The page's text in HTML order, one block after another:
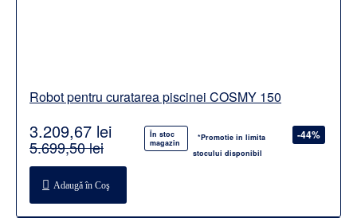
Robot pentru curatarea piscinei COSMY 150
În stoc
magazin
*Promotie in limita
stocului disponibil
-44%
3.209,67 lei
5.699,50 lei
Adaugă în Coş